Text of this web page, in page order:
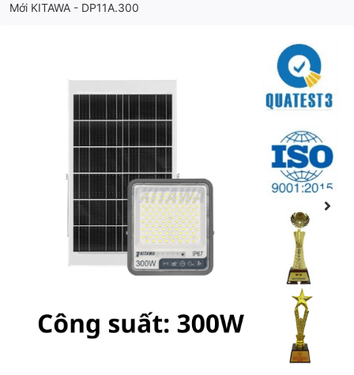
Mới KITAWA - DP11A.300